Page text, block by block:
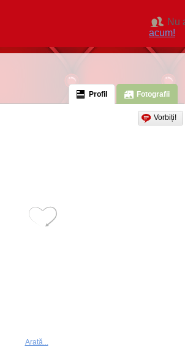
Nu
acum!
Profil Fotografii
Vorbiți!
Arată...